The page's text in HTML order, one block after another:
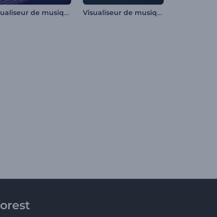
Visualiseur de musique de cassette rétro Visualiseur de musique beats rhytmiques